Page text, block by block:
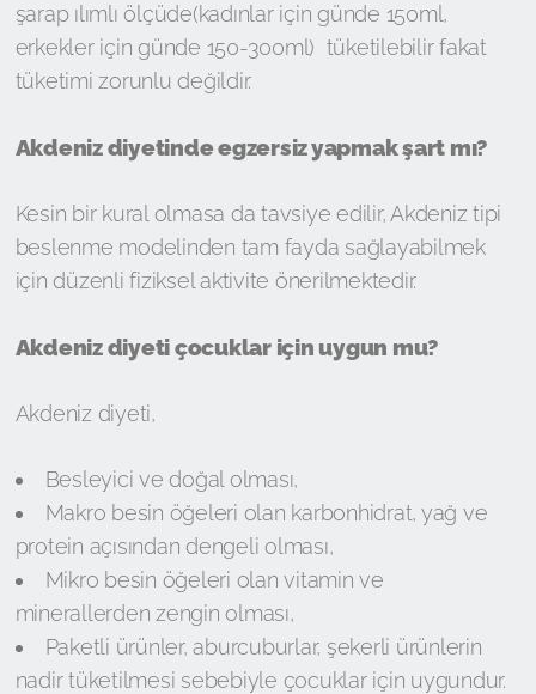
şarap ılımlı ölçüde(kadınlar için günde 150ml,
erkekler için günde 150-300ml) tüketilebilir fakat
tüketimi zorunlu değildir.
Akdeniz diyetinde egzersiz yapmak şart mı?
Kesin bir kural olmasa da tavsiye edilir, Akdeniz tipi
beslenme modelinden tam fayda sağlayabilmek
için düzenli fiziksel aktivite önerilmektedir.
Akdeniz diyeti çocuklar için uygun mu?
Akdeniz diyeti,
Besleyici ve doğal olması,
Makro besin öğeleri olan karbonhidrat, yağ ve
protein açısından dengeli olması,
Mikro besin öğeleri olan vitamin ve
minerallerden zengin olması,
Paketli ürünler, aburcuburlar, şekerli ürünlerin
nadir tüketilmesi sebebiyle çocuklar için uygundur.